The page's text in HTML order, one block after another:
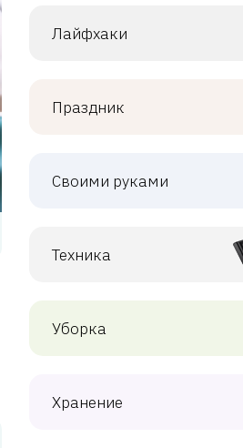
Лайфхаки
Праздник
Своими руками
Техника
Уборка
Хранение